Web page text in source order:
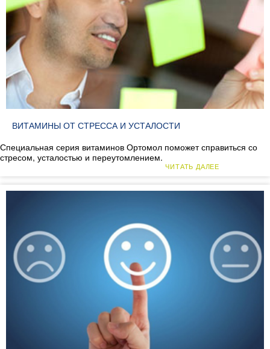
ВИТАМИНЫ ОТ СТРЕССА И УСТАЛОСТИ
Специальная серия витаминов Ортомол поможет справиться со
стресом, усталостью и переутомлением.
ЧИТАТЬ ДАЛЕЕ